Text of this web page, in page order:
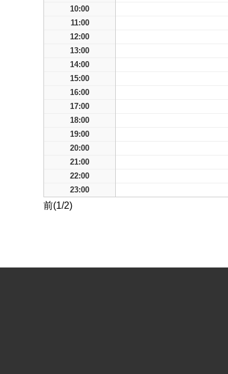
10:00
11:00
12:00
13:00
14:00
15:00
16:00
17:00
18:00
19:00
20:00
21:00
22:00
23:00
前(1/2)